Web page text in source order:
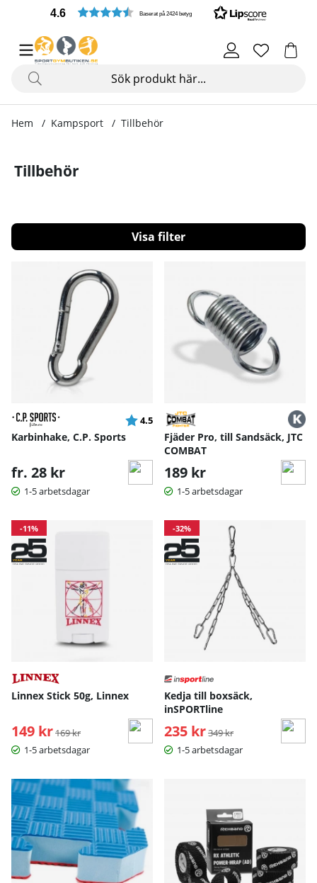
4.6 Baserat på 2424 betyg
Hem Kampsport Tillbehör
Tillbehör
Filtrera
Betyg:
4.5 utav 5 stjärnor
Karbinhake, C.P. Sports
fr. 28 kr
1-5 arbetsdagar
Fjäder Pro, till Sandsäck, JTC
COMBAT
189 kr
1-5 arbetsdagar
-11%
Linnex Stick 50g, Linnex
149 kr Ordinarie pris:
169 kr
1-5 arbetsdagar
-32%
Kedja till boxsäck,
inSPORTline
235 kr Ordinarie pris:
349 kr
1-5 arbetsdagar